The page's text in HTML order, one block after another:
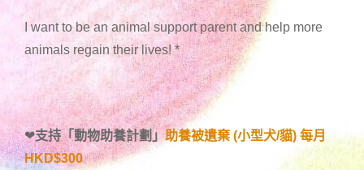
I want to be an animal support parent and help more
animals regain their lives!*
❤支持「動物助養計劃 」助養被遺棄 (小型犬/貓) 每月
HKD$300